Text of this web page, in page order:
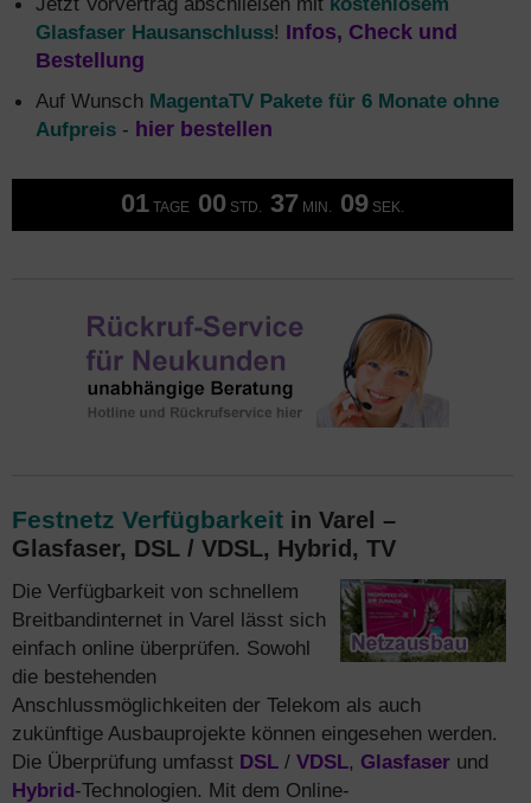
Glasfaser Hausanschluss! Infos, Check und
Bestellung
Auf Wunsch MagentaTV Pakete für 6 Monate ohne
Aufpreis - hier bestellen
01 TAGE 00 STD. 37 MIN. 08 SEK.
Festnetz Verfügbarkeit in Varel –
Glasfaser, DSL / VDSL, Hybrid, TV
Die Verfügbarkeit von schnellem
Breitbandinternet in Varel lässt sich
einfach online überprüfen. Sowohl
die bestehenden
Anschlussmöglichkeiten der Telekom als auch
zukünftige Ausbauprojekte können eingesehen werden.
Die Überprüfung umfasst DSL / VDSL, Glasfaser und
Hybrid-Technologien. Mit dem Online-